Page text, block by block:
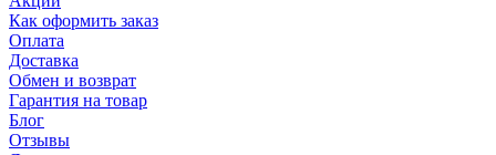
Как оформить заказ
Оплата
Доставка
Обмен и возврат
Гарантия на товар
Блог
Отзывы